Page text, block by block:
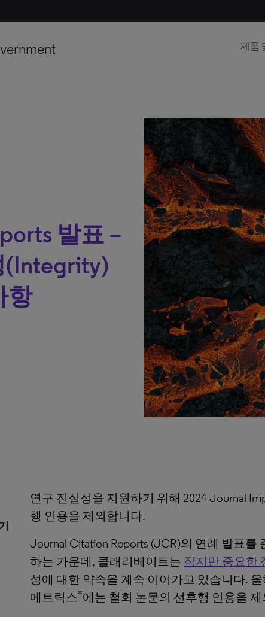
제품
발표 –
(Integrity)
항
연구 진실성을 지원하기 위해 2024 Journal
행 인용을 제외합니다.
Journal Citation Reports (JCR)의 연례 발표
하는 가운데, 클래리베이트는 작지만 중요한
성에 대한 약속을 계속 이어가고 있습니다.
메트릭스*에는 철회 논문의 선후행 인용을